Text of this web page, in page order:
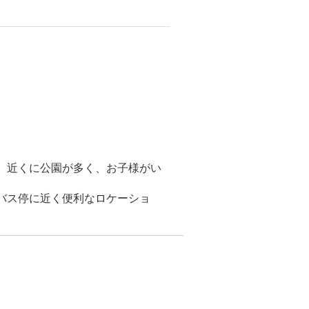
近くに公園が多く、お子様がい
停に近く便利なロケーショ